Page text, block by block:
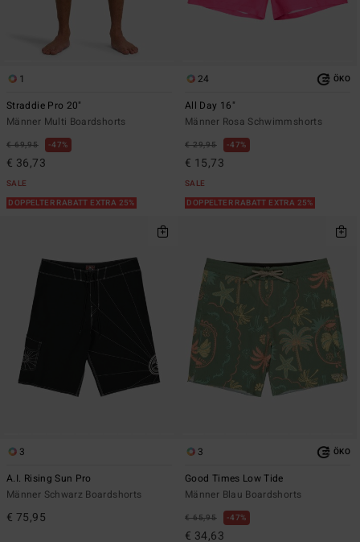
1
Straddie Pro 20"
Männer Multi Boardshorts
€ 69,95 47%
€ 36,73
SALE
DOPPELTER RABATT EXTRA 25%
24 ÖKO
All Day 16"
Männer Rosa Schwimmshorts
€ 29,95 47%
€ 15,73
SALE
DOPPELTER RABATT EXTRA 25%
3
A.I. Rising Sun Pro
Männer Schwarz Boardshorts
€ 75,95
3 ÖKO
Good Times Low Tide
Männer Blau Boardshorts
€ 65,95 47%
€ 34,63